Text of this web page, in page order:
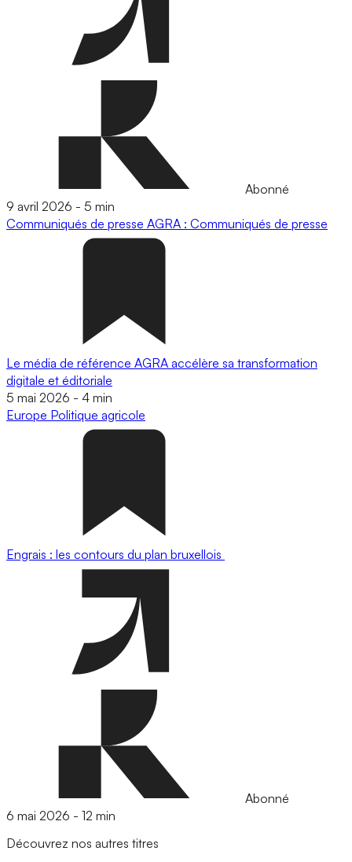
Abonné
9 avril 2026 - 5 min
Communiqués de presse AGRA : Communiqués de presse
Le média de référence AGRA accélère sa transformation
digitale et éditoriale
5 mai 2026 - 4 min
Europe Politique agricole
Engrais : les contours du plan bruxellois
Abonné
6 mai 2026 - 12 min
Découvrez nos autres titres